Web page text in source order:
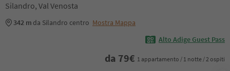
Silandro, Val Venosta
342 m da Silandro centro Mostra Mappa
Alto Adige Guest Pass
da 79€ 1 appartamento / 1 notte / 2 ospiti